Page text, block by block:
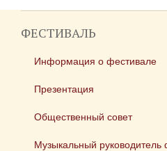
ФЕСТИВАЛЬ
Информация о фестивале
Презентация
Общественный совет
Музыкальный руководитель